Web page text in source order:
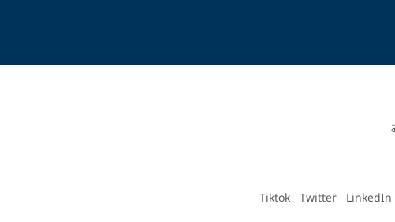
LinkedIn
Twitter
Tiktok